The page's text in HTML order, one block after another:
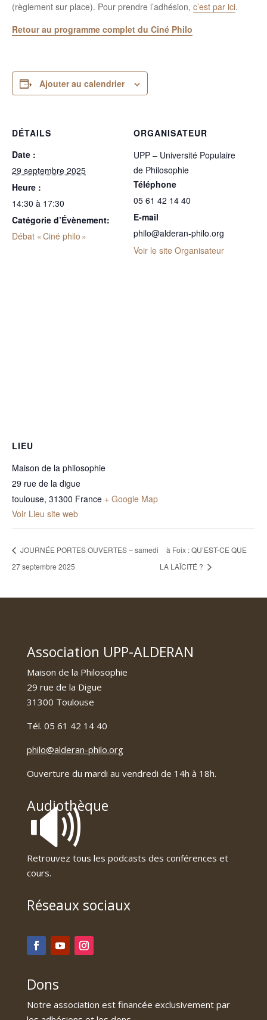
(règlement sur place). Pour prendre l’adhésion, c’est par ici.
Retour au programme complet du Ciné Philo
Ajouter au calendrier
DÉTAILS
Date :
29 septembre 2025
Heure :
14:30 à 17:30
Catégorie d’Évènement:
Débat « Ciné philo »
ORGANISATEUR
UPP – Université Populaire
de Philosophie
Téléphone
05 61 42 14 40
E-mail
philo@alderan-philo.org
Voir le site Organisateur
LIEU
Maison de la philosophie
29 rue de la digue
toulouse, 31300 France + Google Map
Voir Lieu site web
JOURNÉE PORTES OUVERTES – samedi
27 septembre 2025
à Foix : QU’EST-CE QUE
LA LAÏCITÉ ?
Association UPP-ALDERAN
Maison de la Philosophie
29 rue de la Digue
31300 Toulouse
Tél. 05 61 42 14 40
philo@alderan-philo.org
Ouverture du mardi au vendredi de 14h à 18h.
Audiothèque
🔊
Retrouvez tous les podcasts des conférences et
cours.
Réseaux sociaux
Dons
Notre association est financée exclusivement par